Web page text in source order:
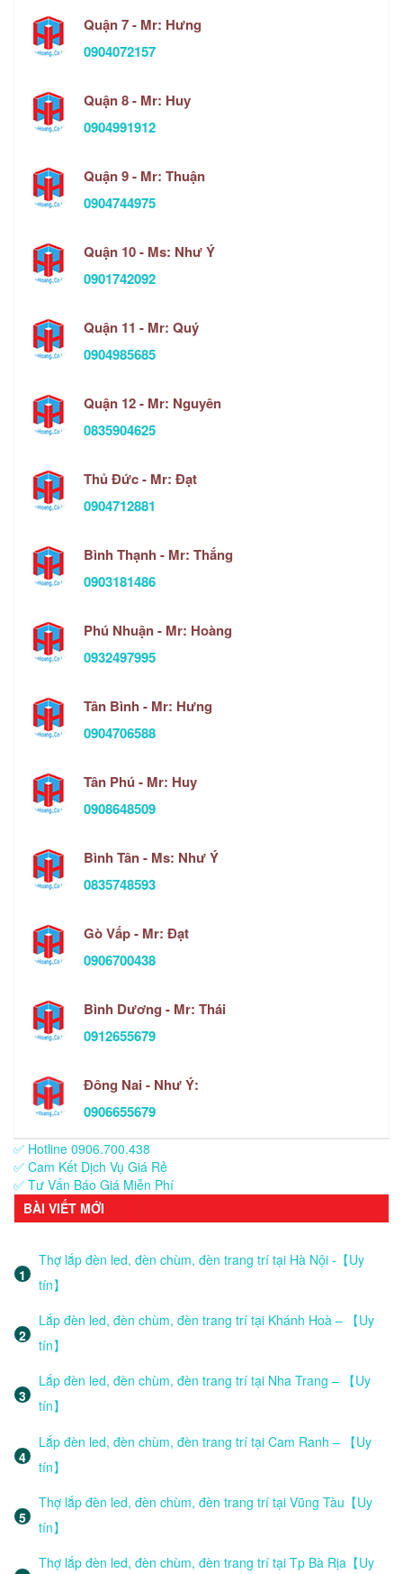
Quận 7 - Mr: Hưng
0904072157
Quận 8 - Mr: Huy
0904991912
Quận 9 - Mr: Thuận
0904744975
Quận 10 - Ms: Như Ý
0901742092
Quận 11 - Mr: Quý
0904985685
Quận 12 - Mr: Nguyên
0835904625
Thủ Đức - Mr: Đạt
0904712881
Bình Thạnh - Mr: Thắng
0903181486
Phú Nhuận - Mr: Hoàng
0932497995
Tân Bình - Mr: Hưng
0904706588
Tân Phú - Mr: Huy
0908648509
Bình Tân - Ms: Như Ý
0835748593
Gò Vấp - Mr: Đạt
0906700438
Bình Dương - Mr: Thái
0912655679
Đông Nai - Như Ý:
0906655679
✅ Hotline 0906.700.438
✅ Cam Kết Dịch Vụ Giá Rẻ
✅ Tư Vấn Báo Giá Miễn Phí
BÀI VIẾT MỚI
Thợ lắp đèn led, đèn chùm, đèn trang trí tại Hà Nội -【Uy
tín】
Lắp đèn led, đèn chùm, đèn trang trí tại Khánh Hoà – 【Uy
tín】
Lắp đèn led, đèn chùm, đèn trang trí tại Nha Trang – 【Uy
tín】
Lắp đèn led, đèn chùm, đèn trang trí tại Cam Ranh – 【Uy
tín】
Thợ lắp đèn led, đèn chùm, đèn trang trí tại Vũng Tàu【Uy
tín】
Thợ lắp đèn led, đèn chùm, đèn trang trí tại Tp Bà Rịa【Uy